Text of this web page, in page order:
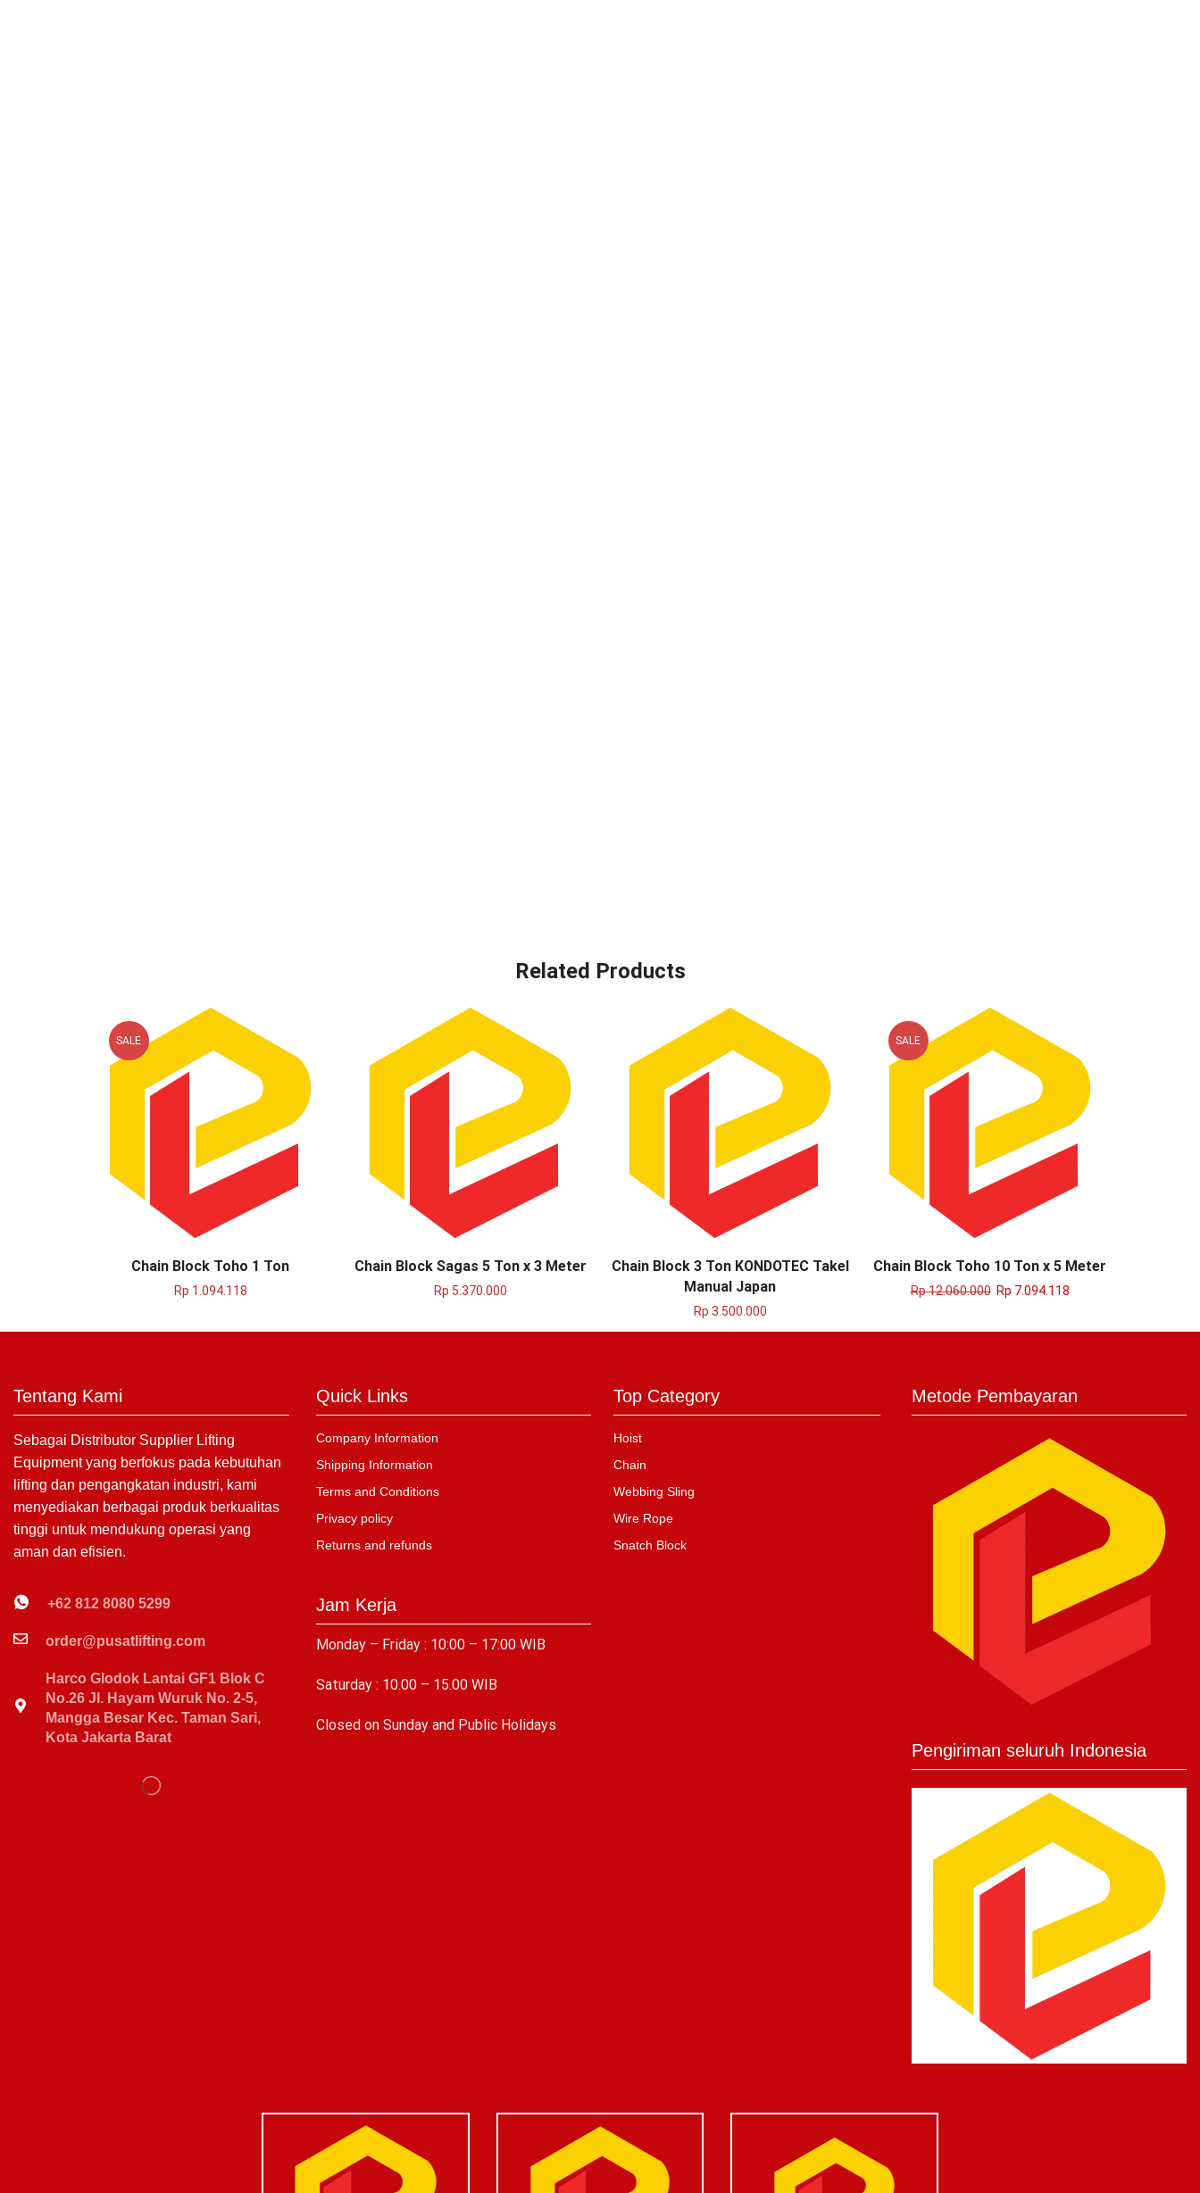
Related Products
SALE
Chain Block Toho 1 Ton
Rp 1.094.118
Chain Block Sagas 5 Ton x 3 Meter
Rp 5.370.000
Chain Block 3 Ton KONDOTEC Takel
Manual Japan
Rp 3.500.000
SALE
Chain Block Toho 10 Ton x 5 Meter
Rp12.060.000 Rp 7.094.118
Tentang Kami
Sebagai Distributor Supplier Lifting
Equipment yang berfokus pada kebutuhan
lifting dan pengangkatan industri, kami
menyediakan berbagai produk berkualitas
tinggi untuk mendukung operasi yang
aman dan efisien.
+62 812 8080 5299
order@pusatlifting.com
Harco Glodok Lantai GF1 Blok C
No.26 Jl. Hayam Wuruk No. 2-5,
Mangga Besar Kec. Taman Sari,
Kota Jakarta Barat
Quick Links
Company Information
Shipping Information
Terms and Conditions
Privacy policy
Returns and refunds
Jam Kerja
Monday – Friday : 10:00 – 17:00 WIB
Saturday : 10.00 – 15.00 WIB
Closed on Sunday and Public Holidays
Top Category
Hoist
Chain
Webbing Sling
Wire Rope
Snatch Block
Metode Pembayaran
Pengiriman seluruh Indonesia